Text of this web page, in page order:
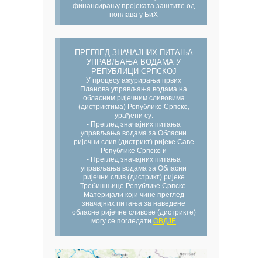
финансирању пројеката заштите од
поплава у БиХ
ПРЕГЛЕД ЗНАЧАЈНИХ ПИТАЊА
УПРАВЉАЊА ВОДАМА У
РЕПУБЛИЦИ СРПСКОЈ
У процесу ажурирања првих
Планова управљања водама на
обласним ријечним сливовима
(дистриктима) Републике Српске,
урађени су:
- Преглед значајних питања
управљања водама за Обласни
ријечни слив (дистрикт) ријеке Саве
Републике Српске и
- Преглед значајних питања
управљања водама за Обласни
ријечни слив (дистрикт) ријеке
Требишњице Републике Српске.
Материјали који чине преглед
значајних питања за наведене
обласне ријечне сливове (дистрикте)
могу се погледати ОВДЈЕ